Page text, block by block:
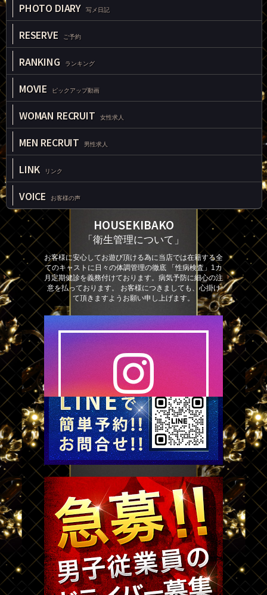
PHOTO DIARY 写メ日記
RESERVE ご予約
RANKING ランキング
MOVIE ピックアップ動画
WOMAN RECRUIT 女性求人
MEN RECRUIT 男性求人
LINK リンク
VOICE お客様の声
HOUSEKIBAKO
「衛生管理について」
お客様に安心してお遊び頂ける為に当店では在籍する全
てのキャストに日々の体調管理の徹底 「性病検査」1カ
月定期健診を義務付けております。病気予防に細心の注
意を払っております。 お客様につきましても、心掛け
て頂きますようお願い申し上げます。